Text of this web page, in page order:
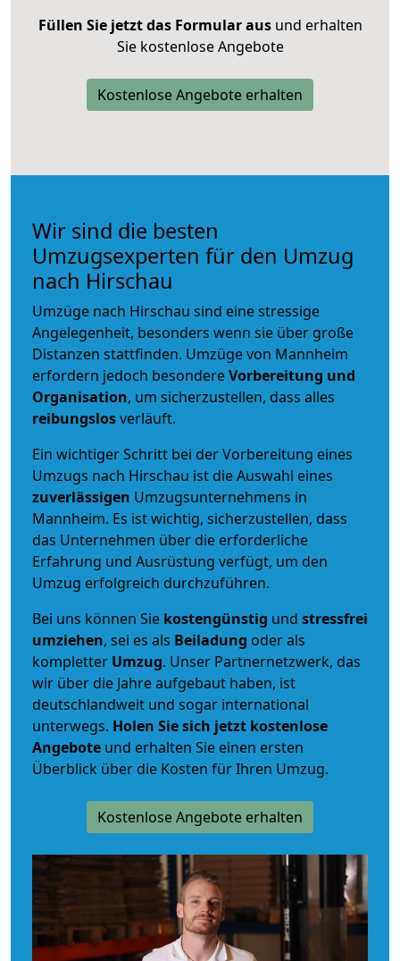
Füllen Sie jetzt das Formular ausund erhalten
Sie kostenlose Angebote
Kostenlose Angebote erhalten
Wir sind die besten
Umzugsexperten für den Umzug
nach Hirschau
Umzüge nach Hirschau sind eine stressige
Angelegenheit, besonders wenn sie über große
Distanzen stattfinden. Umzüge von Mannheim
erfordern jedoch besondereVorbereitung und
Organisation, um sicherzustellen, dass alles
reibungslosverläuft.
Ein wichtiger Schritt bei der Vorbereitung eines
Umzugs nach Hirschau ist die Auswahl eines
zuverlässigen Umzugsunternehmens in
Mannheim. Es ist wichtig, sicherzustellen, dass
das Unternehmen über die erforderliche
Erfahrung und Ausrüstung verfügt, um den
Umzug erfolgreich durchzuführen.
Bei uns können Sie kostengünstig und stressfrei
umziehen, sei es als Beiladung oder als
kompletter Umzug. Unser Partnernetzwerk, das
wir über die Jahre aufgebaut haben, ist
deutschlandweit und sogar international
unterwegs. Holen Sie sich jetzt kostenlose
Angebote und erhalten Sie einen ersten
Überblick über die Kosten für Ihren Umzug.
Kostenlose Angebote erhalten